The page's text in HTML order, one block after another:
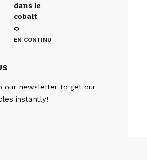
dans le
cobalt
EN CONTINU
our newsletter to get our
instantly!